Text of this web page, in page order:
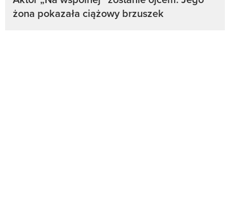
żona pokazała ciążowy brzuszek